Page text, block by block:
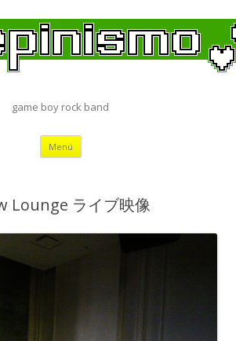
game boy rock band
Menú Saltar
contenido
Lounge ライブ映像